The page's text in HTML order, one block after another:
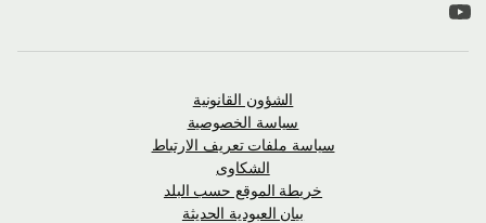
الشؤون القانونية
سياسة الخصوصية
سياسة ملفات تعريف الارتباط
الشكاوى
خريطة الموقع حسب البلد
بيان العبودية الحديثة